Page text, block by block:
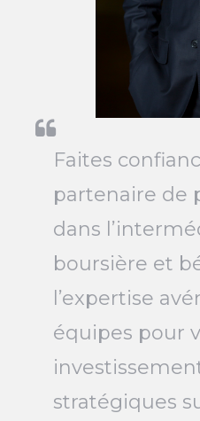
Faites
partenaire de
dans
boursière et
l’expertise
équipes pour
stratégiques